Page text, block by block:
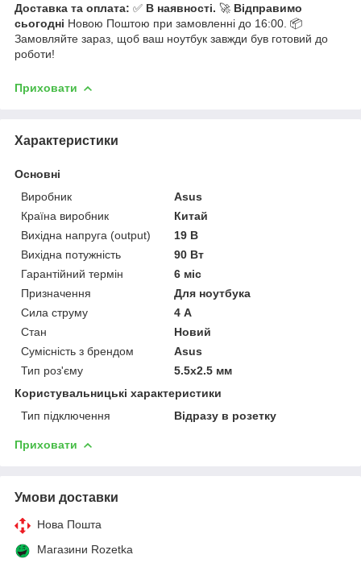
Доставка та оплата: ✅ В наявності. 🚀 Відправимо
сьогодні Новою Поштою при замовленні до 16:00. 📦
Замовляйте зараз, щоб ваш ноутбук завжди був готовий до
роботи!
Приховати
Характеристики
Основні
Виробник
Asus
Країна виробник
Китай
Вихідна напруга (output)
19 В
Вихідна потужність
90 Вт
Гарантійний термін
6 міс
Призначення
Для ноутбука
Сила струму
4 А
Стан
Новий
Сумісність з брендом
Asus
Тип роз'єму
5.5x2.5 мм
Користувальницькі характеристики
Тип підключення
Відразу в розетку
Приховати
Умови доставки
Нова Пошта
Магазини Rozetka